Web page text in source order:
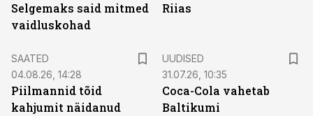
Selgemaks said mitmed
vaidluskohad
Riias
SAATED
04.08.26, 14:28
Piilmannid tõid
kahjumit näidanud
UUDISED
31.07.26, 10:35
Coca-Cola vahetab
Baltikumi